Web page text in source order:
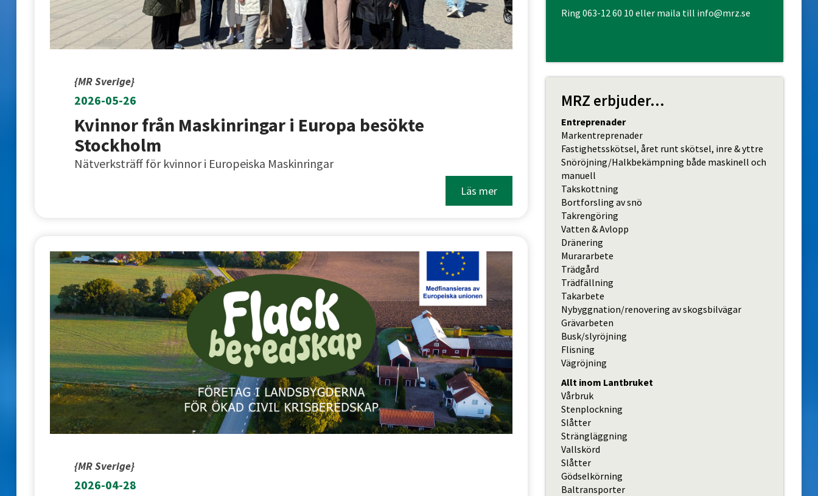
{MR Sverige}
2026-05-26
Kvinnor från Maskinringar i Europa besökte
Stockholm
Nätverksträff för kvinnor i Europeiska Maskinringar
Läs mer
{MR Sverige}
2026-04-28
Ring063-12 60 10 eller maila till info@mrz.se
MRZ erbjuder...
Entreprenader
Markentreprenader
Fastighetsskötsel, året runt skötsel, inre & yttre
Snöröjning/Halkbekämpning både maskinell och
manuell
Takskottning
Bortforsling av snö
Takrengöring
Vatten & Avlopp
Dränering
Murararbete
Trädgård
Trädfällning
Takarbete
Nybyggnation/renovering av skogsbilvägar
Grävarbeten
Busk/slyröjning
Flisning
Vägröjning
Allt inom Lantbruket
Vårbruk
Stenplockning
Slåtter
Strängläggning
Vallskörd
Slåtter
Gödselkörning
Baltransporter